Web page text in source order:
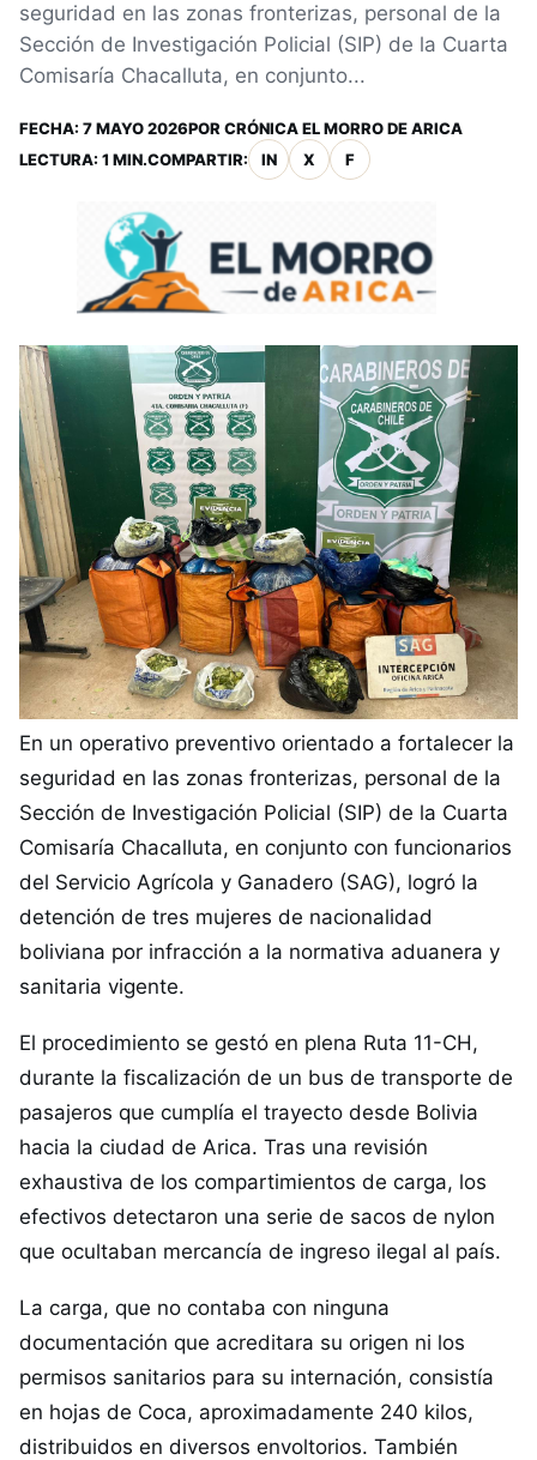
seguridad en las zonas fronterizas, personal de la
Sección de Investigación Policial (SIP) de la Cuarta
Comisaría Chacalluta, en conjunto...
FECHA: 7 MAYO 2026POR CRÓNICA EL MORRO DE ARICA
LECTURA: 1 MIN.COMPARTIR: IN X F
En un operativo preventivo orientado a fortalecer la
seguridad en las zonas fronterizas, personal de la
Sección de Investigación Policial (SIP) de la Cuarta
Comisaría Chacalluta, en conjunto con funcionarios
del Servicio Agrícola y Ganadero (SAG), logró la
detención de tres mujeres de nacionalidad
boliviana por infracción a la normativa aduanera y
sanitaria vigente.
El procedimiento se gestó en plena Ruta 11-CH,
durante la fiscalización de un bus de transporte de
pasajeros que cumplía el trayecto desde Bolivia
hacia la ciudad de Arica. Tras una revisión
exhaustiva de los compartimientos de carga, los
efectivos detectaron una serie de sacos de nylon
que ocultaban mercancía de ingreso ilegal al país.
La carga, que no contaba con ninguna
documentación que acreditara su origen ni los
permisos sanitarios para su internación, consistía
en hojas de Coca, aproximadamente 240 kilos,
distribuidos en diversos envoltorios. También